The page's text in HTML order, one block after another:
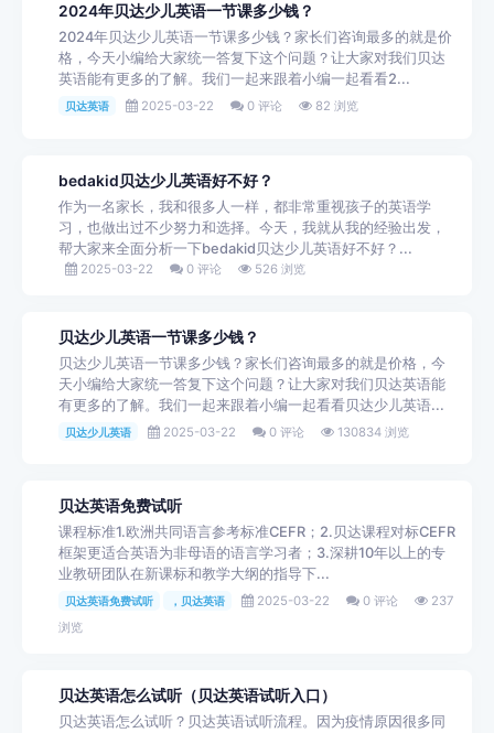
2024年贝达少儿英语一节课多少钱？
2024年贝达少儿英语一节课多少钱？家长们咨询最多的就是价
格，今天小编给大家统一答复下这个问题？让大家对我们贝达
英语能有更多的了解。我们一起来跟着小编一起看看2...
贝达英语 2025-03-22 0 评论 82 浏览
bedakid贝达少儿英语好不好？
作为一名家长，我和很多人一样，都非常重视孩子的英语学
习，也做出过不少努力和选择。今天，我就从我的经验出发，
帮大家来全面分析一下bedakid贝达少儿英语好不好？...
2025-03-22 0 评论 526 浏览
贝达少儿英语一节课多少钱？
贝达少儿英语一节课多少钱？家长们咨询最多的就是价格，今
天小编给大家统一答复下这个问题？让大家对我们贝达英语能
有更多的了解。我们一起来跟着小编一起看看贝达少儿英语...
贝达少儿英语 2025-03-22 0 评论 130834 浏览
贝达英语免费试听
课程标准1.欧洲共同语言参考标准CEFR；2.贝达课程对标CEFR
框架更适合英语为非母语的语言学习者；3.深耕10年以上的专
业教研团队在新课标和教学大纲的指导下...
贝达英语免费试听 ，贝达英语 2025-03-22 0 评论
237
浏览
贝达英语怎么试听（贝达英语试听入口）
贝达英语怎么试听？贝达英语试听流程。因为疫情原因很多同